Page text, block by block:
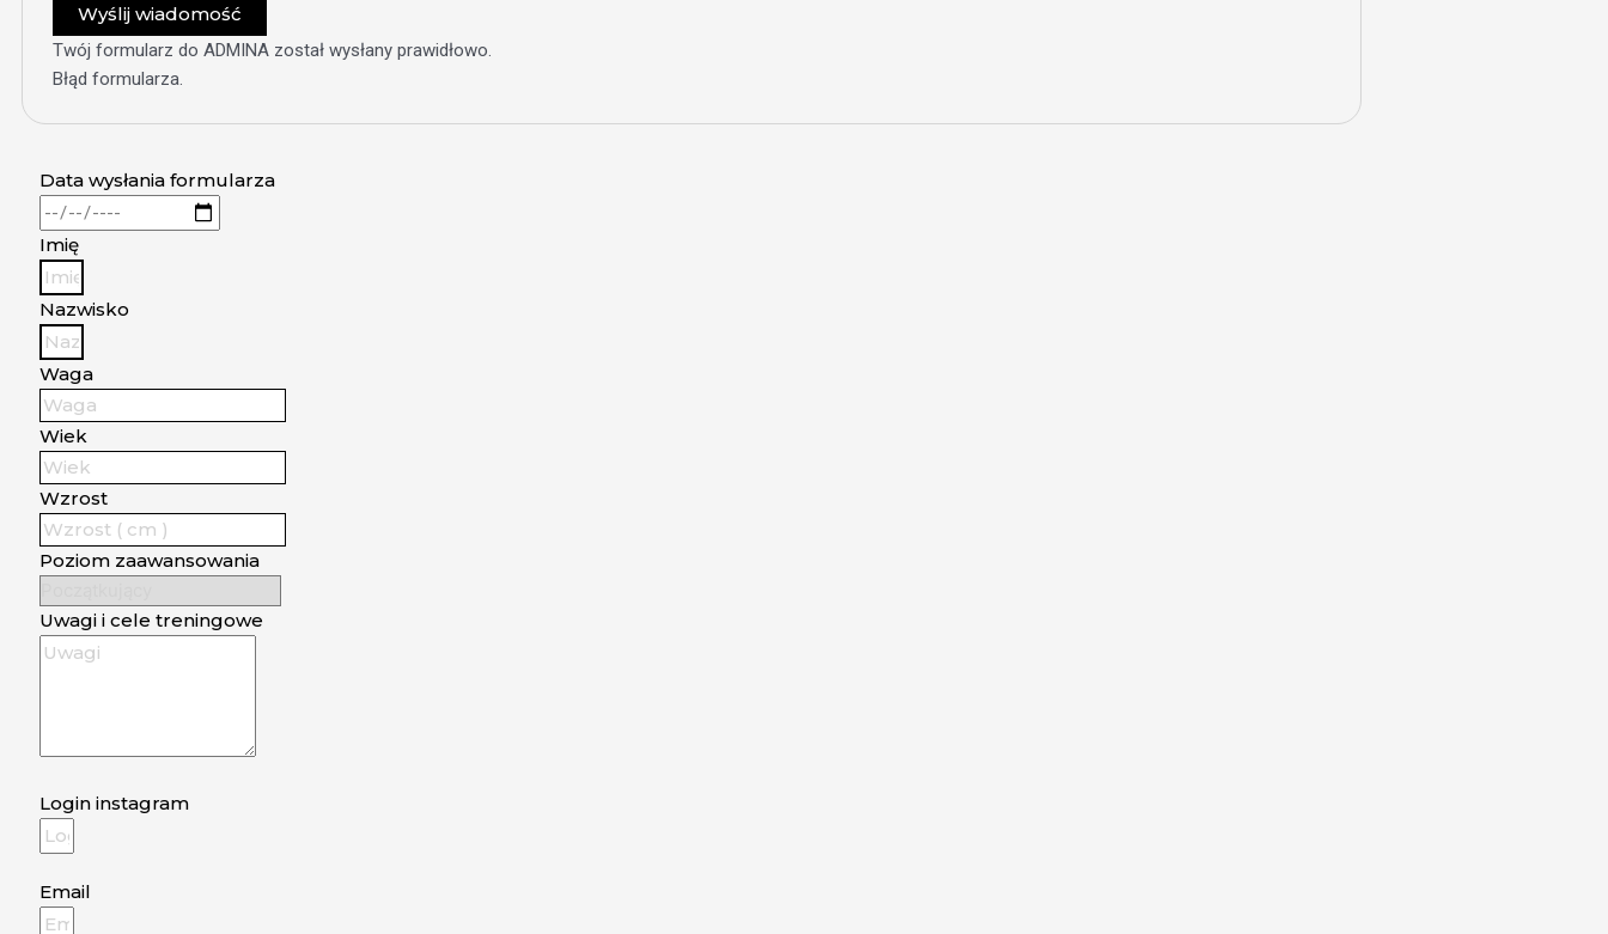
Wyślij wiadomość
Twój formularz do ADMINA został wysłany prawidłowo.
Błąd formularza.
Data wysłania formularza
Imię
Nazwisko
Waga
Wiek
Wzrost
Poziom zaawansowania
Uwagi i cele treningowe
Login instagram
Email